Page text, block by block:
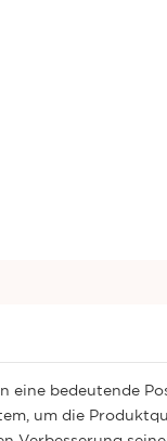
eine bedeutende
um die